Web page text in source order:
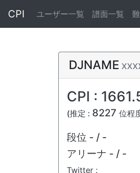
CPI ユーザー一覧 譜面一覧
DJNAME
CPI :
(推定 : 8227 位程
段位 - / -
アリーナ - / -
Twitter :